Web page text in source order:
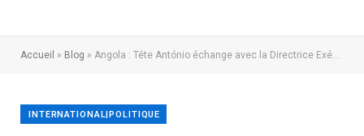
Accueil » Blog » Angola : Téte António échange avec la Directrice Exécutive de l’AUDA-NEPAD à Luanda
INTERNATIONAL|POLITIQUE